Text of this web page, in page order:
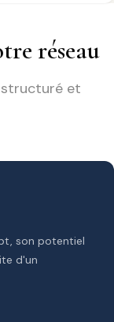
réseau
structuré et
son potentiel
d'un